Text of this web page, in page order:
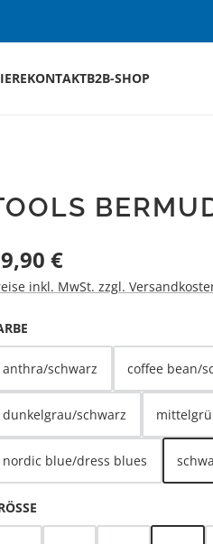
KONTAKTB2B-SHOP
Preis:
€
inkl. MwSt. zzgl.
AUSWÄHLEN
anthra/schwarz coffee bean/
dunkelgrau/schwarz
nordic blue/dress blues
AUSWÄHLEN